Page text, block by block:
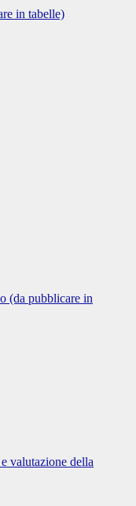
in tabelle)
(da pubblicare in
valutazione della